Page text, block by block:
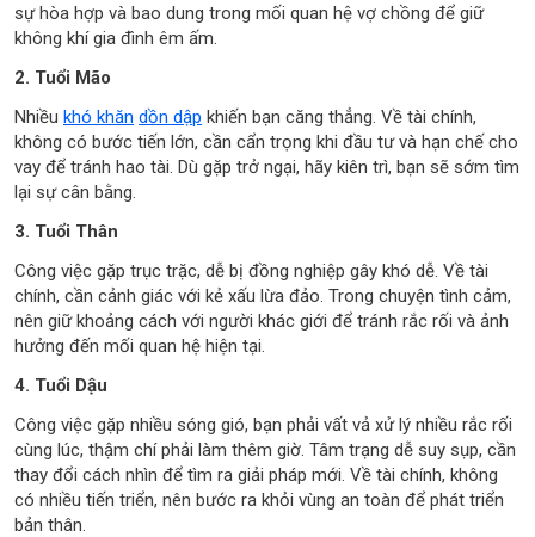
sự hòa hợp và bao dung trong mối quan hệ vợ chồng để giữ
không khí gia đình êm ấm.
2. Tuổi Mão
Nhiều khó khăn dồn dập khiến bạn căng thẳng. Về tài chính,
không có bước tiến lớn, cần cẩn trọng khi đầu tư và hạn chế cho
vay để tránh hao tài. Dù gặp trở ngại, hãy kiên trì, bạn sẽ sớm tìm
lại sự cân bằng.
3. Tuổi Thân
Công việc gặp trục trặc, dễ bị đồng nghiệp gây khó dễ. Về tài
chính, cần cảnh giác với kẻ xấu lừa đảo. Trong chuyện tình cảm,
nên giữ khoảng cách với người khác giới để tránh rắc rối và ảnh
hưởng đến mối quan hệ hiện tại.
4. Tuổi Dậu
Công việc gặp nhiều sóng gió, bạn phải vất vả xử lý nhiều rắc rối
cùng lúc, thậm chí phải làm thêm giờ. Tâm trạng dễ suy sụp, cần
thay đổi cách nhìn để tìm ra giải pháp mới. Về tài chính, không
có nhiều tiến triển, nên bước ra khỏi vùng an toàn để phát triển
bản thân.